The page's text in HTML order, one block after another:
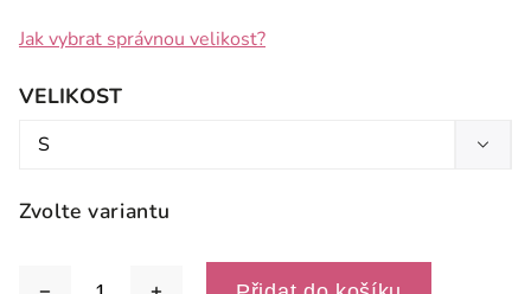
Zvolte variantu
Jak vybrat správnou velikost?
VELIKOST